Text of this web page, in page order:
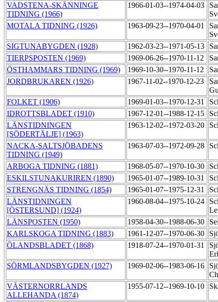
VADSTENA-SKÄNNINGE
TIDNING (1966)
1966-01-03--1974-04-03
MOTALA TIDNING (1926)
1963-09-23--1970-04-01
SIGTUNABYGDEN (1928)
1962-03-23--1971-05-13
TIERPSPOSTEN (1969)
1969-06-26--1970-11-12
ÖSTHAMMARS TIDNING (1969)
1969-10-30--1970-11-12
JORDBRUKAREN (1926)
1967-11-02--1970-12-23
FOLKET (1906)
1969-01-03--1970-12-31
IDROTTSBLADET (1910)
1967-12-01--1988-12-15
LÄNSTIDNINGEN
[SÖDERTÄLJE] (1963)
1963-12-02--1972-03-20
NACKA-SALTSJÖBADENS
TIDNING (1949)
1963-07-03--1972-09-28
ARBOGA TIDNING (1881) 1968-05-07--1970-10-30
ESKILSTUNAKURIREN (1890)
1965-01-07--1989-10-31
STRENGNÄS TIDNING (1854)
1965-01-07--1975-12-31
LÄNSTIDNINGEN
[ÖSTERSUND] (1924)
1960-08-04--1975-10-24
LÄNSPOSTEN (1950)
1958-04-30--1988-06-30
KARLSKOGA TIDNING (1883)
1961-12-07--1970-06-30
ÖLANDSBLADET (1868)
1918-07-24--1970-01-31
SÖRMLANDSBYGDEN (1927)
1969-02-06--1983-06-16
VÄSTERNORRLANDS
ALLEHANDA (1874)
1955-07-12--1969-10-10